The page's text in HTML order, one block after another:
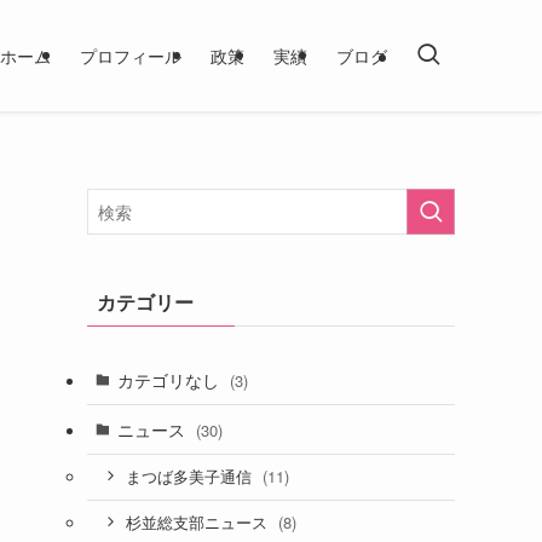
ホーム プロフィール 政策 実績 ブログ
カテゴリー
カテゴリなし (3)
ニュース (30)
まつば多美子通信 (11)
杉並総支部ニュース (8)